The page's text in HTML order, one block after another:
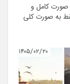
صورت کامل و
به صورت کلی
۱۴۰۵/۰۲/۲۰